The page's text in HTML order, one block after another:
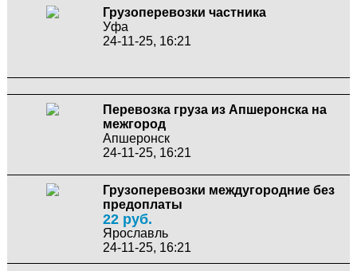
Грузоперевозки частника
Уфа
24-11-25, 16:21
Перевозка груза из Апшеронска на
межгород
Апшеронск
24-11-25, 16:21
Грузоперевозки междугородние без
предоплаты
22 руб.
Ярославль
24-11-25, 16:21